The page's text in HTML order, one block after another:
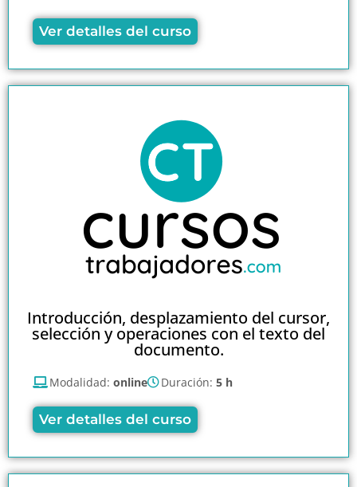
Ver detalles del curso
Introducción, desplazamiento del cursor,
selección y operaciones con el texto del
documento.
Modalidad: online Duración: 5 h
Ver detalles del curso